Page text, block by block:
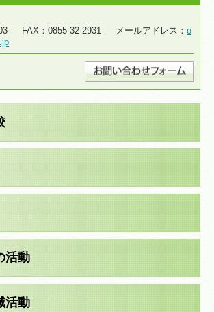
FAX：0855-32-2931 メールアドレス： o
活動
活動